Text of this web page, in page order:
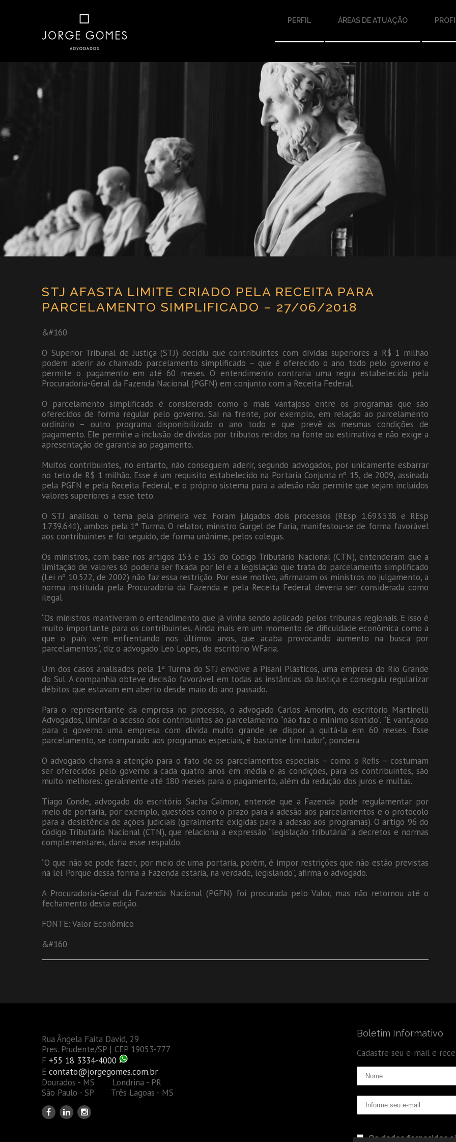
PERFIL ÁREAS DE ATUAÇÃO
STJ AFASTA LIMITE CRIADO PELA RECEITA PARA
PARCELAMENTO SIMPLIFICADO – 27/06/2018
&#160
O Superior Tribunal de Justiça (STJ) decidiu que contribuintes com dívidas superiores a R$ 1 milhão
podem aderir ao chamado parcelamento simplificado – que é oferecido o ano todo pelo governo e
permite o pagamento em até 60 meses. O entendimento contraria uma regra estabelecida pela
Procuradoria-Geral da Fazenda Nacional (PGFN) em conjunto com a Receita Federal.
O parcelamento simplificado é considerado como o mais vantajoso entre os programas que são
oferecidos de forma regular pelo governo. Sai na frente, por exemplo, em relação ao parcelamento
ordinário – outro programa disponibilizado o ano todo e que prevê as mesmas condições de
pagamento. Ele permite a inclusão de dívidas por tributos retidos na fonte ou estimativa e não exige a
apresentação de garantia ao pagamento.
Muitos contribuintes, no entanto, não conseguem aderir, segundo advogados, por unicamente esbarrar
no teto de R$ 1 milhão. Esse é um requisito estabelecido na Portaria Conjunta nº 15, de 2009, assinada
pela PGFN e pela Receita Federal, e o próprio sistema para a adesão não permite que sejam incluídos
valores superiores a esse teto.
O STJ analisou o tema pela primeira vez. Foram julgados dois processos (REsp 1.693.538 e REsp
1.739.641), ambos pela 1ª Turma. O relator, ministro Gurgel de Faria, manifestou-se de forma favorável
aos contribuintes e foi seguido, de forma unânime, pelos colegas.
Os ministros, com base nos artigos 153 e 155 do Código Tributário Nacional (CTN), entenderam que a
limitação de valores só poderia ser fixada por lei e a legislação que trata do parcelamento simplificado
(Lei nº 10.522, de 2002) não faz essa restrição. Por esse motivo, afirmaram os ministros no julgamento, a
norma instituída pela Procuradoria da Fazenda e pela Receita Federal deveria ser considerada como
ilegal.
“Os ministros mantiveram o entendimento que já vinha sendo aplicado pelos tribunais regionais. E isso é
muito importante para os contribuintes. Ainda mais em um momento de dificuldade econômica como a
que o país vem enfrentando nos últimos anos, que acaba provocando aumento na busca por
parcelamentos”, diz o advogado Leo Lopes, do escritório WFaria.
Um dos casos analisados pela 1ª Turma do STJ envolve a Pisani Plásticos, uma empresa do Rio Grande
do Sul. A companhia obteve decisão favorável em todas as instâncias da Justiça e conseguiu regularizar
débitos que estavam em aberto desde maio do ano passado.
Para o representante da empresa no processo, o advogado Carlos Amorim, do escritório Martinelli
Advogados, limitar o acesso dos contribuintes ao parcelamento “não faz o mínimo sentido”. “É vantajoso
para o governo uma empresa com dívida muito grande se dispor a quitá-la em 60 meses. Esse
parcelamento, se comparado aos programas especiais, é bastante limitador”, pondera.
O advogado chama a atenção para o fato de os parcelamentos especiais – como o Refis – costumam
ser oferecidos pelo governo a cada quatro anos em média e as condições, para os contribuintes, são
muito melhores: geralmente até 180 meses para o pagamento, além da redução dos juros e multas.
Tiago Conde, advogado do escritório Sacha Calmon, entende que a Fazenda pode regulamentar por
meio de portaria, por exemplo, questões como o prazo para a adesão aos parcelamentos e o protocolo
para a desistência de ações judiciais (geralmente exigidas para a adesão aos programas). O artigo 96 do
Código Tributário Nacional (CTN), que relaciona a expressão “legislação tributária” a decretos e normas
complementares, daria esse respaldo.
“O que não se pode fazer, por meio de uma portaria, porém, é impor restrições que não estão previstas
na lei. Porque dessa forma a Fazenda estaria, na verdade, legislando”, afirma o advogado.
A Procuradoria-Geral da Fazenda Nacional (PGFN) foi procurada pelo Valor, mas não retornou até o
fechamento desta edição.
FONTE: Valor Econômico
&#160
Rua Ângela Faita David, 29
Pres. Prudente/SP | CEP 19053-777
F +55 18 3334-4000
E contato@jorgegomes.com.br
Dourados - MS Londrina - PR
São Paulo - SP Três Lagoas - MS
Boletim Informativo
Cadastre seu e-mail e
Os dados fornecidos